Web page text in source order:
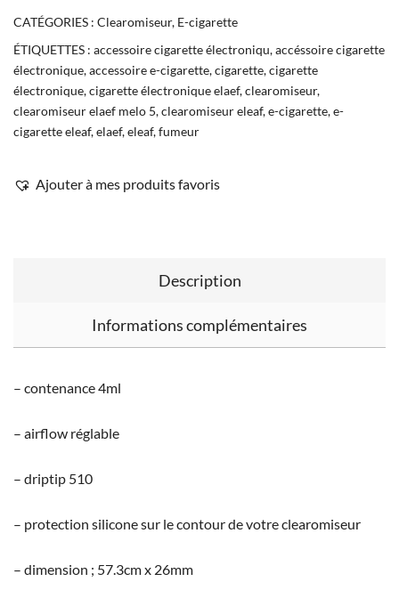
CATÉGORIES : Clearomiseur, E-cigarette
ÉTIQUETTES : accessoire cigarette électroniqu,accéssoire cigarette
électronique,accessoire e-cigarette,cigarette,cigarette
électronique,cigarette électronique elaef,clearomiseur,
clearomiseur elaef melo 5,clearomiseur eleaf,e-cigarette,e-
cigarette eleaf,elaef,eleaf,fumeur
Ajouter à mes produits favoris
Description
Informations complémentaires
– contenance 4ml
– airflow réglable
– driptip 510
– protection silicone sur le contour de votre clearomiseur
– dimension ; 57.3cm x 26mm